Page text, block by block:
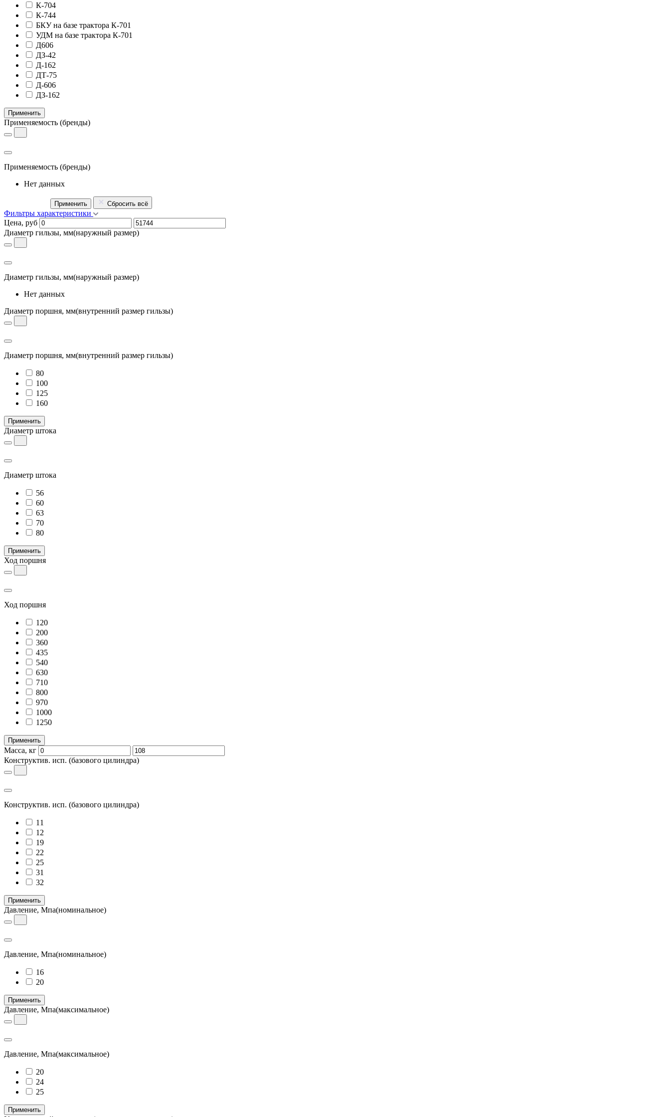
К-704
К-744
БКУ на базе трактора К-701
УДМ на базе трактора К-701
Д606
ДЗ-42
Д-162
ДТ-75
Д-606
ДЗ-162
Применить
Применяемость (бренды)
Применяемость (бренды)
Нет данных
Применить Сбросить всё
Фильтры характеристики
Цена, руб
Диаметр гильзы, мм(наружный размер)
Диаметр гильзы, мм(наружный размер)
Нет данных
Диаметр поршня, мм(внутренний размер гильзы)
Диаметр поршня, мм(внутренний размер гильзы)
80
100
125
160
Применить
Диаметр штока
Диаметр штока
56
60
63
70
80
Применить
Ход поршня
Ход поршня
120
200
360
435
540
630
710
800
970
1000
1250
Применить
Масса, кг
Конструктив. исп. (базового цилиндра)
Конструктив. исп. (базового цилиндра)
11
12
19
22
25
31
32
Применить
Давление, Мпа(номинальное)
Давление, Мпа(номинальное)
16
20
Применить
Давление, Мпа(максимальное)
Давление, Мпа(максимальное)
20
24
25
Применить